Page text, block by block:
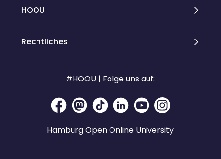
HOOU
Rechtliches
#HOOU | Folge uns auf:
Hamburg Open Online University